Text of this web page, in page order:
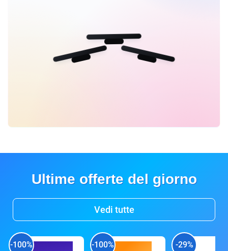
Ultime offerte del giorno
Vedi tutte
-100% -100% -29%